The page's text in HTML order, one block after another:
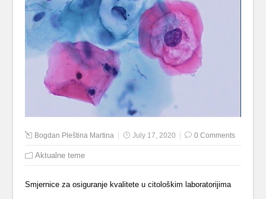
Bogdan Pleština Martina July 17, 2020 0 Comments
Aktualne teme
Smjernice za osiguranje kvalitete u citološkim laboratorijima